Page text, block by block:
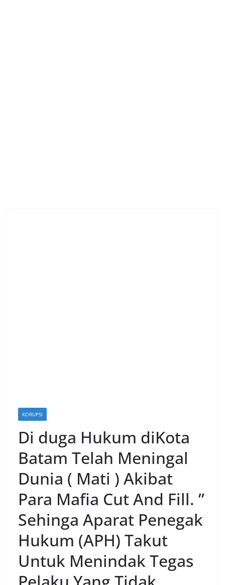
KORUPSI
Di duga Hukum diKota
Batam Telah Meningal
Dunia ( Mati ) Akibat
Para Mafia Cut And Fill. ”
Sehinga Aparat Penegak
Hukum (APH) Takut
Untuk Menindak Tegas